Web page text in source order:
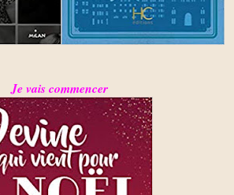
Je vais commencer